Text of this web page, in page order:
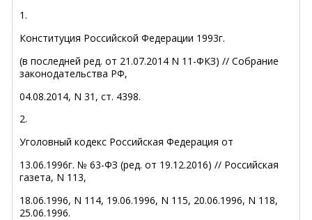
1.
Конституция Российской Федерации 1993г.
(в последней ред. от 21.07.2014 N 11-ФКЗ) // Собрание
законодательства РФ,
04.08.2014, N 31, ст. 4398.
2.
Уголовный кодекс Российская Федерация от
13.06.1996г. № 63-ФЗ (ред. от 19.12.2016) // Российская
газета, N 113,
18.06.1996, N 114, 19.06.1996, N 115, 20.06.1996, N 118,
25.06.1996.